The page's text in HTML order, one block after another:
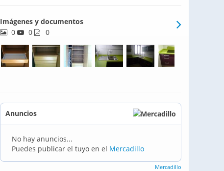
Imágenes y documentos
0
0 0
Anuncios
No hay anuncios...
Puedes publicar el tuyo en el Mercadillo
Mercadillo